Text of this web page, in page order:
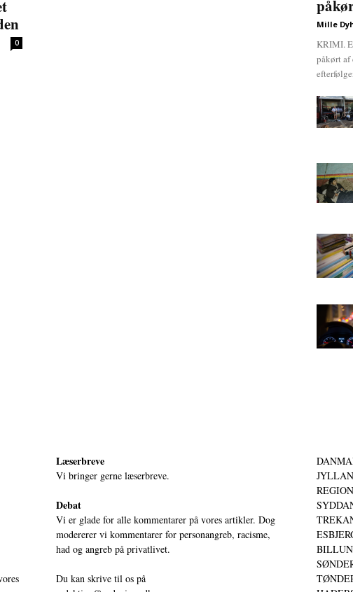
0
Mille
KRIMI.
påkørt af
Læserbreve
Vi bringer gerne læserbreve.
Debat
Vi er glade for alle kommentarer på vores artikler. Dog
modererer vi kommentarer for personangreb, racisme,
had og angreb på privatlivet.
Du kan skrive til os på